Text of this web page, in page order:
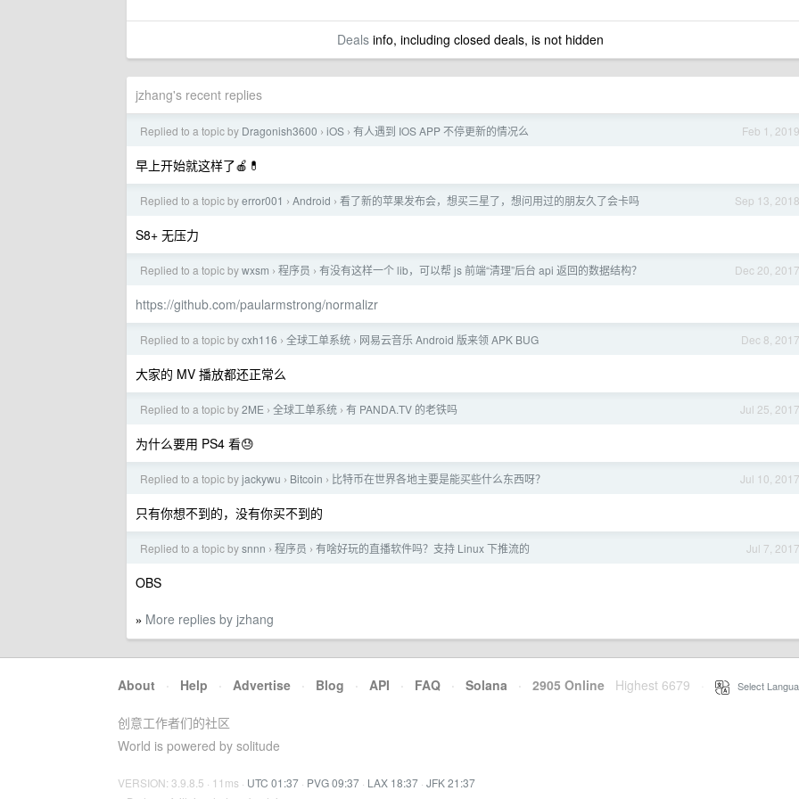
Dealsinfo, including closed deals, is not hidden
jzhang's recent replies
Feb 1, 2019
Replied to a topic by Dragonish3600 › iOS › 有人遇到 IOS APP 不停更新的情况么
早上开始就这样了🍎💊
Sep 13, 2018
Replied to a topic byerror001 › Android › 看了新的苹果发布会，想买三星了，想问用过的朋友久了会卡吗
S8+ 无压力
Dec 20, 2017
Replied to a topic bywxsm › 程序员 › 有没有这样一个 lib，可以帮 js 前端“清理”后台 api 返回的数据结构？
https://github.com/paularmstrong/normalizr
Dec 8, 2017
Replied to a topic bycxh116 › 全球工单系统 › 网易云音乐 Android 版来领 APK BUG
大家的 MV 播放都还正常么
Jul 25, 2017
Replied to a topic by2ME › 全球工单系统 › 有 PANDA.TV 的老铁吗
为什么要用 PS4 看😓
Jul 10, 2017
Replied to a topic byjackywu › Bitcoin › 比特币在世界各地主要是能买些什么东西呀？
只有你想不到的，没有你买不到的
Jul 7, 2017
Replied to a topic bysnnn › 程序员 › 有啥好玩的直播软件吗？支持 Linux 下推流的
OBS
» More replies by jzhang
About · Help · Advertise · Blog · API · FAQ · Solana · 2905 Online Highest 6679 Select
创意工作者们的社区
World is powered by solitude
VERSION: 3.9.8.5 · 11ms · UTC 01:37 · PVG 09:37 · LAX 18:37 · JFK 21:37